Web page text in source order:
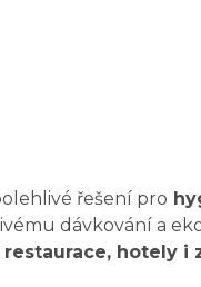
řešení pro
dávkování a
restaurace, hotely i